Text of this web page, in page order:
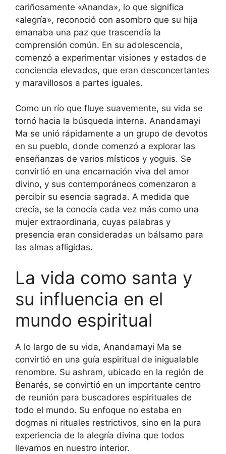
cariñosamente «Ananda», lo que significa
«alegría», reconoció con asombro que su hija
emanaba una paz que trascendía la
comprensión común. En su adolescencia,
comenzó a experimentar visiones y estados de
conciencia elevados, que eran desconcertantes
y maravillosos a partes iguales.
Como un río que fluye suavemente, su vida se
tornó hacia la búsqueda interna. Anandamayi
Ma se unió rápidamente a un grupo de devotos
en su pueblo, donde comenzó a explorar las
enseñanzas de varios místicos y yoguis. Se
convirtió en una encarnación viva del amor
divino, y sus contemporáneos comenzaron a
percibir su esencia sagrada. A medida que
crecía, se la conocía cada vez más como una
mujer extraordinaria, cuyas palabras y
presencia eran consideradas un bálsamo para
las almas afligidas.
La vida como santa y
su influencia en el
mundo espiritual
A lo largo de su vida, Anandamayi Ma se
convirtió en una guía espiritual de inigualable
renombre. Su ashram, ubicado en la región de
Benarés, se convirtió en un importante centro
de reunión para buscadores espirituales de
todo el mundo. Su enfoque no estaba en
dogmas ni rituales restrictivos, sino en la pura
experiencia de la alegría divina que todos
llevamos en nuestro interior.